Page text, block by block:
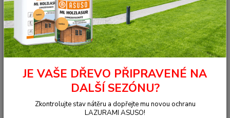
Úvod Lazura na dřevo Ochranný základ
4001 Impregnace dřeva
WR, 2,5 l
4001 Impregnace dřeva WR, 2,5 l
TOP produkt
JE VAŠE DŘEVO PŘIPRAVENÉ NA
DALŠÍ SEZÓNU?
Zkontrolujte stav nátěru a dopřejte mu novou ochranu
LAZURAMI ASUSO!